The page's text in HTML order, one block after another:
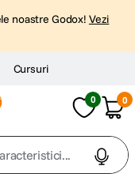
noastre Godox! Vezi
Cursuri
0 0